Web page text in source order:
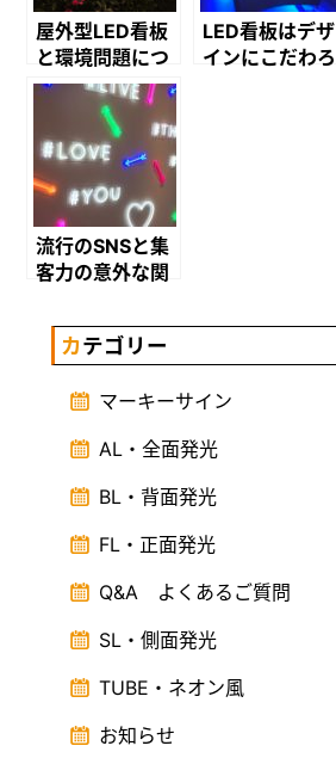
カテゴリー
マーキーサイン
AL・全面発光
BL・背面発光
FL・正面発光
Q&A よくあるご質問
SL・側面発光
TUBE・ネオン風
お知らせ
屋外型LED看板
と環境問題につ
いて
LED看板はデザ
インにこだわろ
流行のSNSと集
客力の意外な関
狙え～